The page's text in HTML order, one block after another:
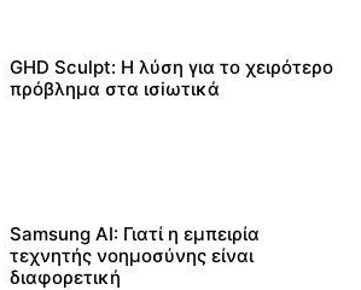
GHD Sculpt: Η λύση για το χειρότερο
πρόβλημα στα ισiωτικά
Samsung AI: Γιατί η εμπειρία
τεχνητής νοημοσύνης είναι
διαφορετική